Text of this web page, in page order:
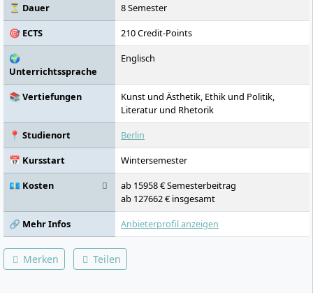
Studierende aus über 40 Ländern studieren
hier in englischer Sprache.
⏳ Dauer
8 Semester
🎯 ECTS
210 Credit-Points
🌍
Unterrichtssprache
Englisch
📚 Vertiefungen
Kunst und Ästhetik, Ethik und Politik,
Literatur und Rhetorik
📍 Studienort
Berlin
📅 Kursstart
Wintersemester
💶 Kosten
ab 15958 € Semesterbeitrag
ab 127662 € insgesamt
🔗 Mehr Infos
Anbieterprofil anzeigen
Merken Teilen